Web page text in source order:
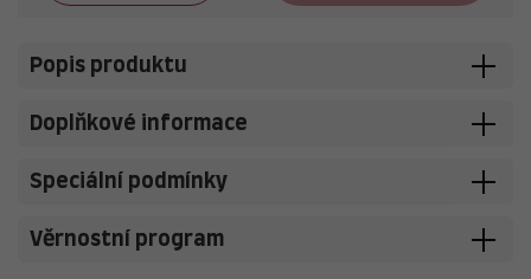
Popis produktu
Doplňkové informace
Speciální podmínky
Věrnostní program